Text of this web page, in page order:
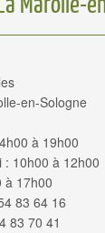
en-Sologne
à 19h00
: 10h00 à 12h00
à 17h00
83 64 16
83 70 41